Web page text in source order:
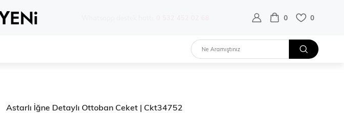
0 0
Astarlı İğne Detaylı Ottoban Ceket | Ckt34752